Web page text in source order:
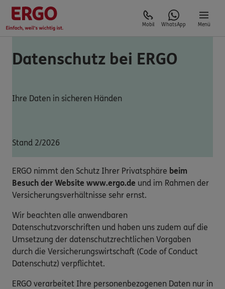
Mobil WhatsApp Menü
Datenschutz bei ERGO
Ihre Daten in sicheren Händen
Stand 2/2026
ERGO nimmt den Schutz Ihrer Privatsphäre beim
Besuch der Website www.ergo.de und im Rahmen der
Versicherungsverhältnisse sehr ernst.
Wir beachten alle anwendbaren
Datenschutzvorschriften und haben uns zudem auf die
Umsetzung der datenschutzrechtlichen Vorgaben
durch die Versicherungswirtschaft (Code of Conduct
Datenschutz) verpflichtet.
ERGO verarbeitet Ihre personenbezogenen Daten nur in